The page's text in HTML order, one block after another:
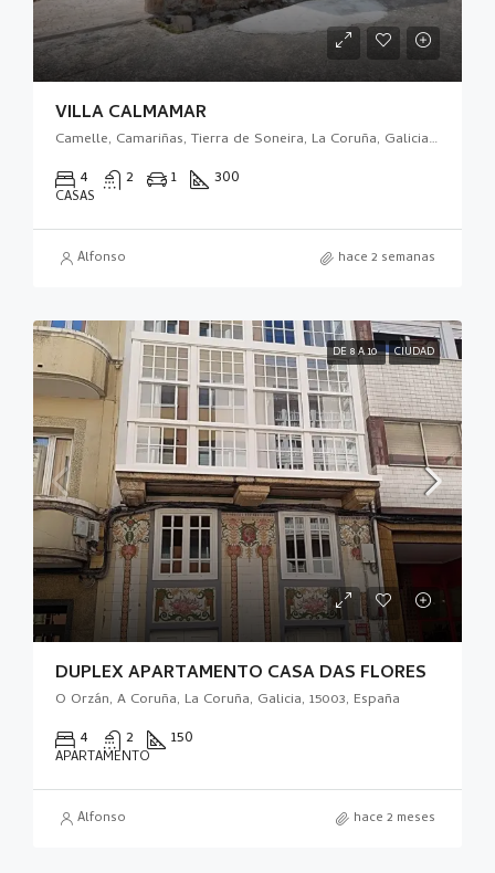
VILLA CALMAMAR
Camelle, Camariñas, Tierra de Soneira, La Coruña, Galicia, 15121, España
4 2 1 300
CASAS
Alfonso hace 2 semanas
DE 8 A 10 CIUDAD
DUPLEX APARTAMENTO CASA DAS FLORES
O Orzán, A Coruña, La Coruña, Galicia, 15003, España
4 2 150
APARTAMENTO
Alfonso hace 2 meses